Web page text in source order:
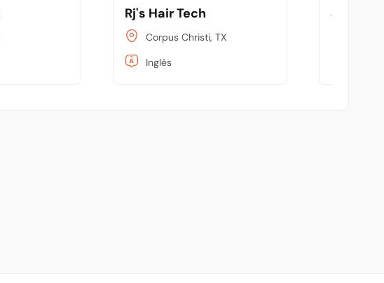
Rj's Hair Tech
Corpus Christi, TX
Inglés
Jo Jo's